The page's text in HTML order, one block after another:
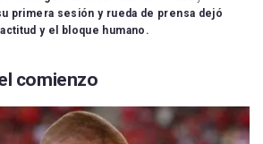
primera sesión y rueda de prensa dejó
y el bloque humano.
comienzo